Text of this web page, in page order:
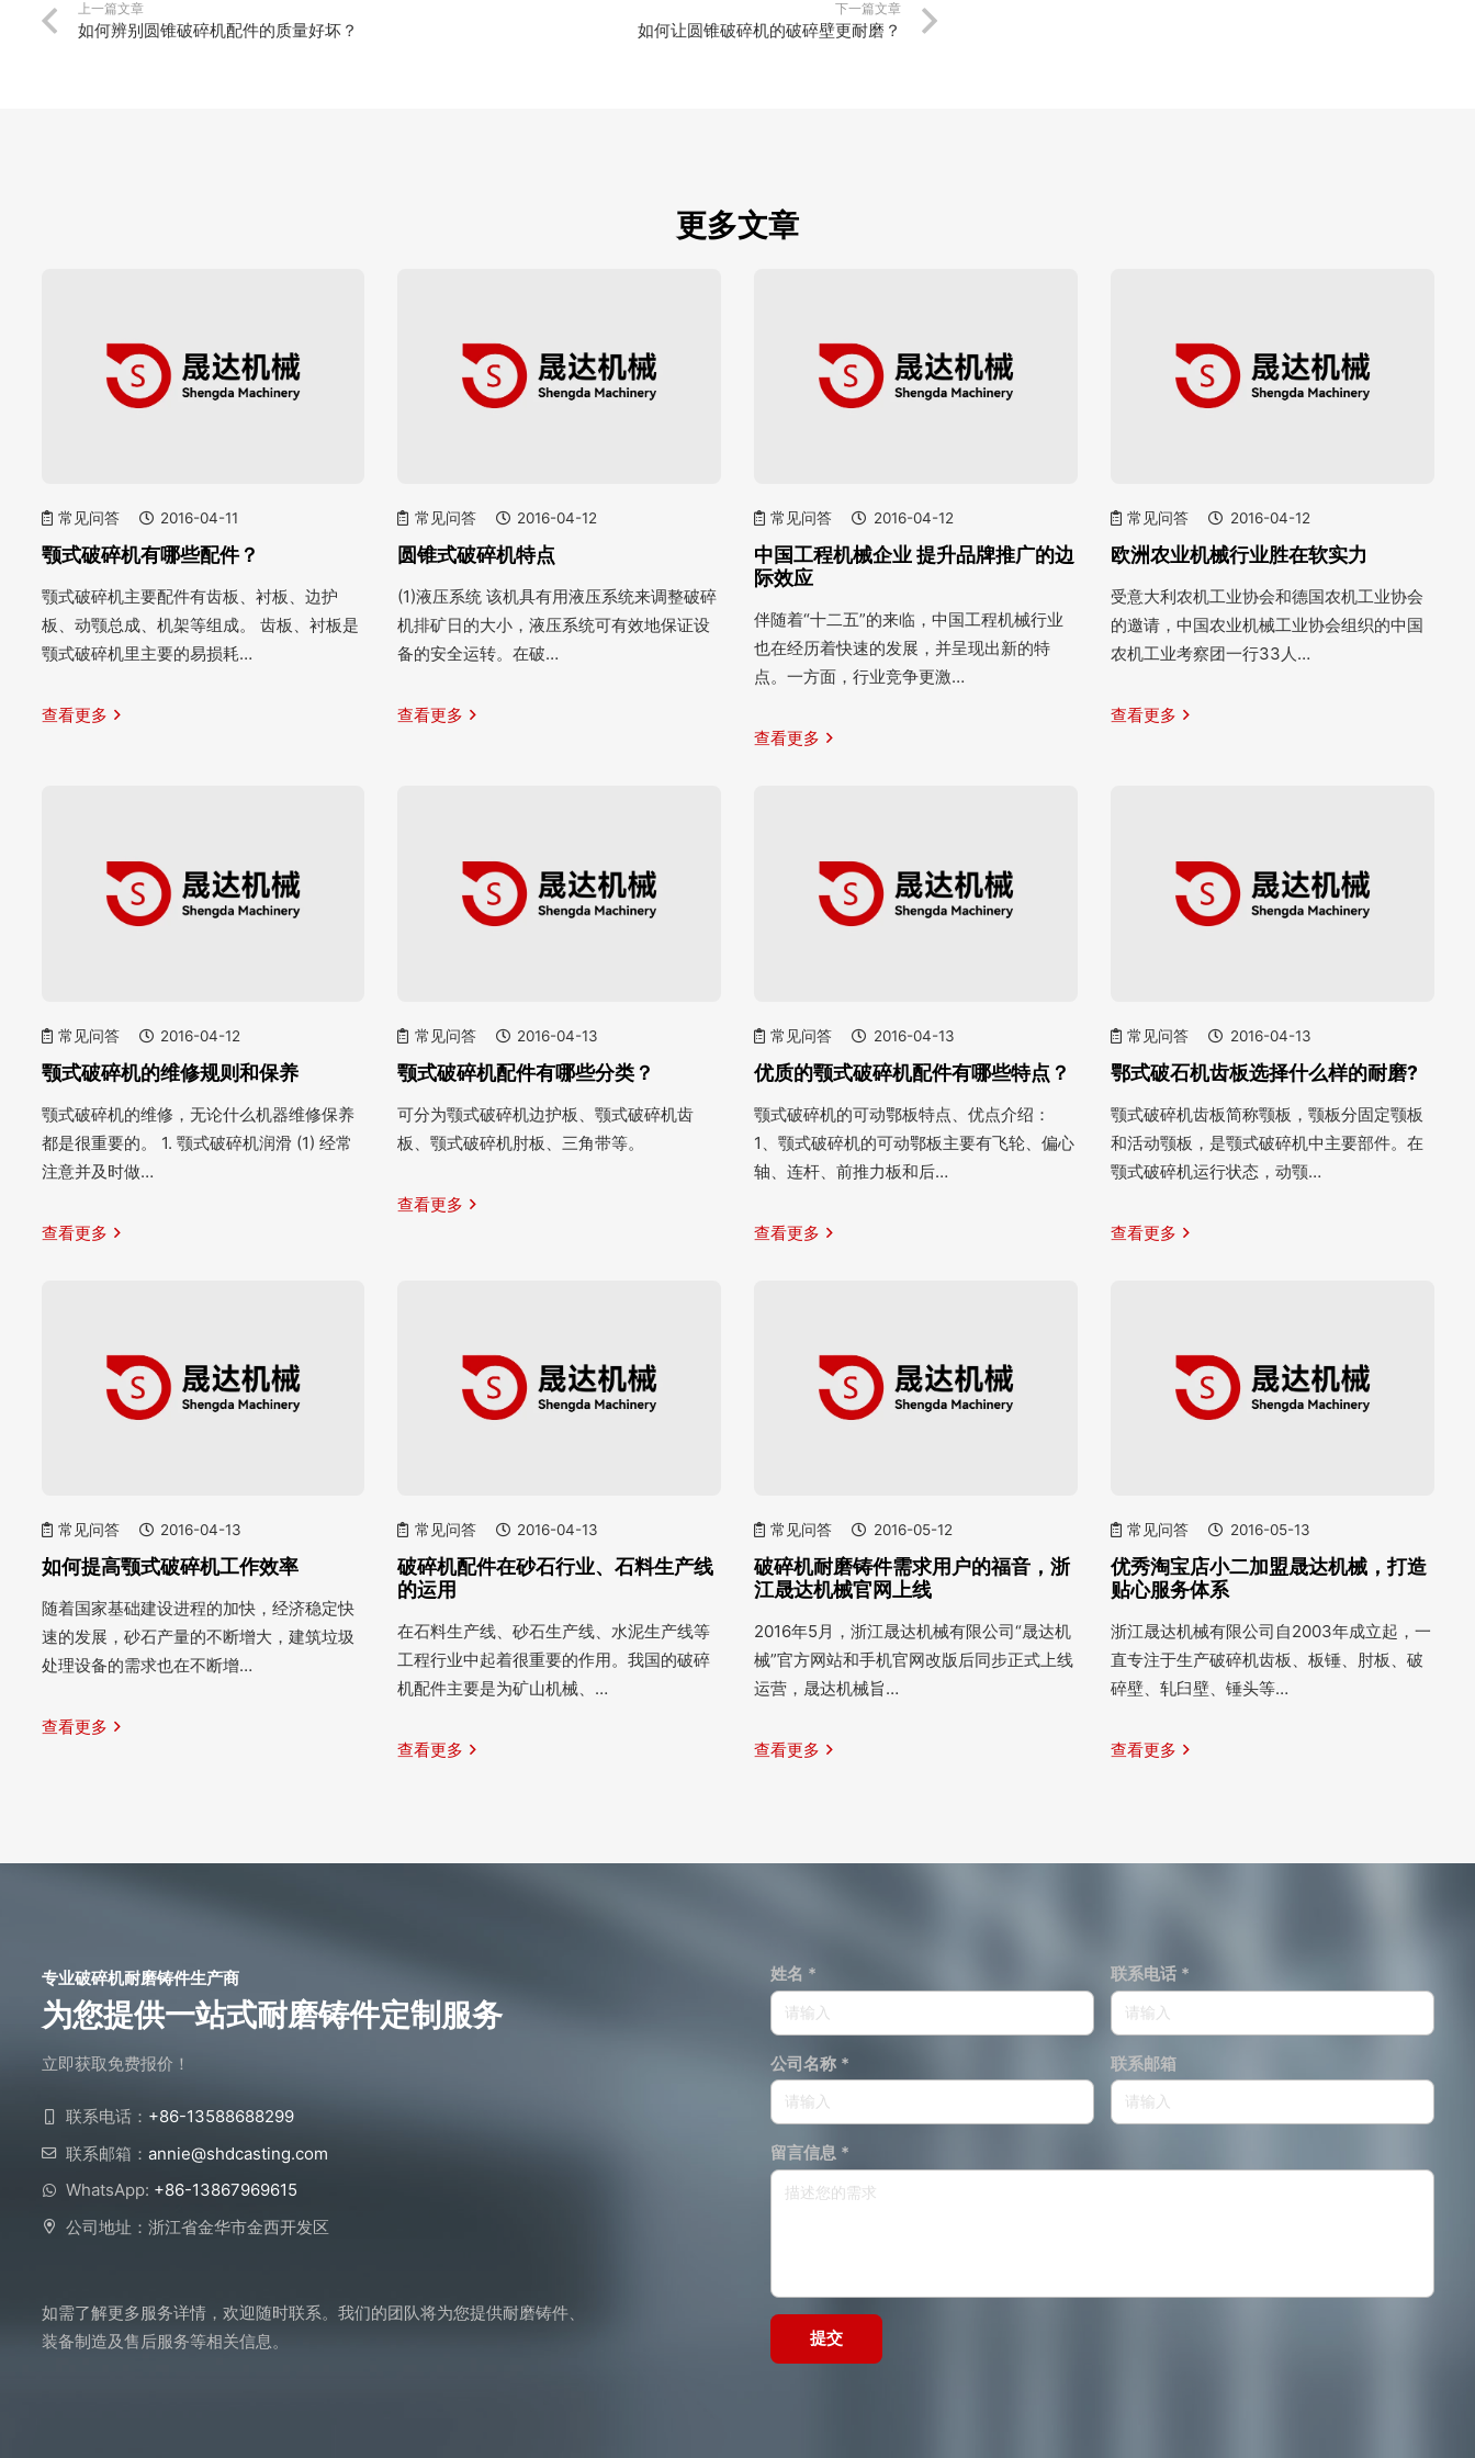
上一篇文章
如何辨别圆锥破碎机配件的质量好坏？
下一篇文章
如何让圆锥破碎机的破碎壁更耐磨？
更多文章
常见问答 2016-04-11
颚式破碎机有哪些配件？
颚式破碎机主要配件有齿板、衬板、边护
板、动颚总成、机架等组成。 齿板、衬板是
颚式破碎机里主要的易损耗…
查看更多
常见问答 2016-04-12
圆锥式破碎机特点
(1)液压系统 该机具有用液压系统来调整破碎
机排矿日的大小，液压系统可有效地保证设
备的安全运转。在破…
查看更多
常见问答 2016-04-12
中国工程机械企业 提升品牌推广的边
际效应
伴随着“十二五”的来临，中国工程机械行业
也在经历着快速的发展，并呈现出新的特
点。一方面，行业竞争更激…
查看更多
常见问答 2016-04-12
欧洲农业机械行业胜在软实力
受意大利农机工业协会和德国农机工业协会
的邀请，中国农业机械工业协会组织的中国
农机工业考察团一行33人…
查看更多
常见问答 2016-04-12
颚式破碎机的维修规则和保养
颚式破碎机的维修，无论什么机器维修保养
都是很重要的。 1. 颚式破碎机润滑 (1) 经常
注意并及时做…
查看更多
常见问答 2016-04-13
颚式破碎机配件有哪些分类？
可分为颚式破碎机边护板、颚式破碎机齿
板、颚式破碎机肘板、三角带等。
查看更多
常见问答 2016-04-13
优质的颚式破碎机配件有哪些特点？
颚式破碎机的可动鄂板特点、优点介绍：
1、颚式破碎机的可动鄂板主要有飞轮、偏心
轴、连杆、前推力板和后…
查看更多
常见问答 2016-04-13
鄂式破石机齿板选择什么样的耐磨?
颚式破碎机齿板简称颚板，颚板分固定颚板
和活动颚板，是颚式破碎机中主要部件。在
颚式破碎机运行状态，动颚…
查看更多
常见问答 2016-04-13
如何提高颚式破碎机工作效率
随着国家基础建设进程的加快，经济稳定快
速的发展，砂石产量的不断增大，建筑垃圾
处理设备的需求也在不断增…
查看更多
常见问答 2016-04-13
破碎机配件在砂石行业、石料生产线
的运用
在石料生产线、砂石生产线、水泥生产线等
工程行业中起着很重要的作用。我国的破碎
机配件主要是为矿山机械、…
查看更多
常见问答 2016-05-12
破碎机耐磨铸件需求用户的福音，浙
江晟达机械官网上线
2016年5月，浙江晟达机械有限公司“晟达机
械”官方网站和手机官网改版后同步正式上线
运营，晟达机械旨…
查看更多
常见问答 2016-05-13
优秀淘宝店小二加盟晟达机械，打造
贴心服务体系
浙江晟达机械有限公司自2003年成立起，一
直专注于生产破碎机齿板、板锤、肘板、破
碎壁、轧臼壁、锤头等…
查看更多
专业破碎机耐磨铸件生产商
为您提供一站式耐磨铸件定制服务
立即获取免费报价！
联系电话： +86-13588688299
联系邮箱： annie@shdcasting.com
WhatsApp: +86-13867969615
公司地址：浙江省金华市金西开发区
如需了解更多服务详情，欢迎随时联系。我们的团队将为您提供耐磨铸件、
装备制造及售后服务等相关信息。
姓名 * 联系电话 *
公司名称 * 联系邮箱
留言信息 *
提交